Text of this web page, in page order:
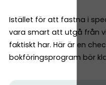
Istället för att fastna i
vara smart att utgå från
faktiskt har. Här är en
bokföringsprogram bör